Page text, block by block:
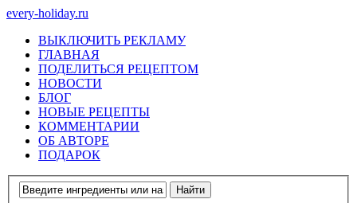
every-holiday.ru
ВЫКЛЮЧИТЬ РЕКЛАМУ
ГЛАВНАЯ
ПОДЕЛИТЬСЯ РЕЦЕПТОМ
НОВОСТИ
БЛОГ
НОВЫЕ РЕЦЕПТЫ
КОММЕНТАРИИ
ОБ АВТОРЕ
ПОДАРОК